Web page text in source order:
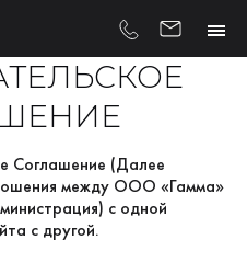
Соглашение (Далее
между ООО «Гамма»
с одной
с другой.